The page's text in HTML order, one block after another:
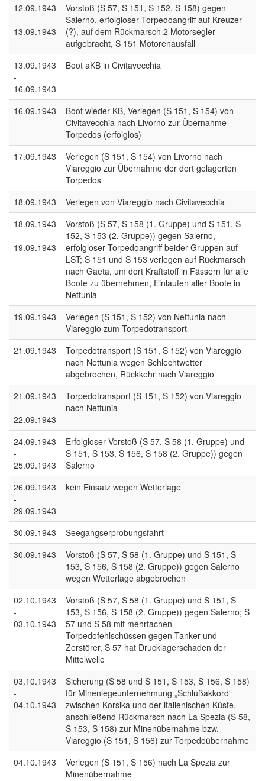
12.09.1943
-
13.09.1943
Vorstoß (S 57, S 151, S 152, S 158) gegen
Salerno, erfolgloser Torpedoangriff auf Kreuzer
(?), auf dem Rückmarsch 2 Motorsegler
aufgebracht, S 151 Motorenausfall
13.09.1943
-
16.09.1943
Boot aKB in Civitavecchia
16.09.1943
Boot wieder KB, Verlegen (S 151, S 154) von
Civitavecchia nach Livorno zur Übernahme
Torpedos (erfolglos)
17.09.1943
Verlegen (S 151, S 154) von Livorno nach
Viareggio zur Übernahme der dort gelagerten
Torpedos
18.09.1943
Verlegen von Viareggio nach Civitavecchia
18.09.1943
-
19.09.1943
Vorstoß (S 57, S 158 (1. Gruppe) und S 151, S
152, S 153 (2. Gruppe)) gegen Salerno,
erfolgloser Torpedoangriff beider Gruppen auf
LST; S 151 und S 153 verlegen auf Rückmarsch
nach Gaeta, um dort Kraftstoff in Fässern für alle
Boote zu übernehmen, Einlaufen aller Boote in
Nettunia
19.09.1943
Verlegen (S 151, S 152) von Nettunia nach
Viareggio zum Torpedotransport
21.09.1943
Torpedotransport (S 151, S 152) von Viareggio
nach Nettunia wegen Schlechtwetter
abgebrochen, Rückkehr nach Viareggio
21.09.1943
-
22.09.1943
Torpedotransport (S 151, S 152) von Viareggio
nach Nettunia
24.09.1943
-
25.09.1943
Erfolgloser Vorstoß (S 57, S 58 (1. Gruppe) und
S 151, S 153, S 156, S 158 (2. Gruppe)) gegen
Salerno
26.09.1943
-
29.09.1943
kein Einsatz wegen Wetterlage
30.09.1943
Seegangserprobungsfahrt
30.09.1943
Vorstoß (S 57, S 58 (1. Gruppe) und S 151, S
153, S 156, S 158 (2. Gruppe)) gegen Salerno
wegen Wetterlage abgebrochen
02.10.1943
-
03.10.1943
Vorstoß (S 57, S 58 (1. Gruppe) und S 151, S
153, S 156, S 158 (2. Gruppe)) gegen Salerno; S
57 und S 58 mit mehrfachen
Torpedofehlschüssen gegen Tanker und
Zerstörer, S 57 hat Drucklagerschaden der
Mittelwelle
03.10.1943
-
04.10.1943
Sicherung (S 58 und S 151, S 153, S 156, S 158)
für Minenlegeunternehmung „Schlußakkord“
zwischen Korsika und der italienischen Küste,
anschließend Rückmarsch nach La Spezia (S 58,
S 153, S 158) zur Minenübernahme bzw.
Viareggio (S 151, S 156) zur Torpedoübernahme
04.10.1943
Verlegen (S 151, S 156) nach La Spezia zur
Minenübernahme